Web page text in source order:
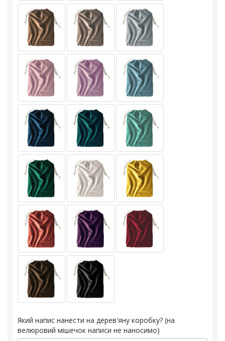
Який напис нанести на дерев'яну коробку? (на
велюровий мішечок написи не наносимо)